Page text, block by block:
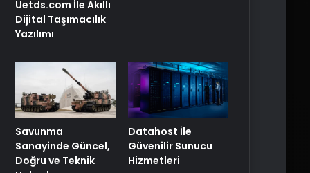
Uetds.com İle Akıllı
Dijital Taşımacılık
Yazılımı
Savunma
Sanayinde Güncel,
Doğru ve Teknik
Datahost İle
Güvenilir Sunucu
Hizmetleri